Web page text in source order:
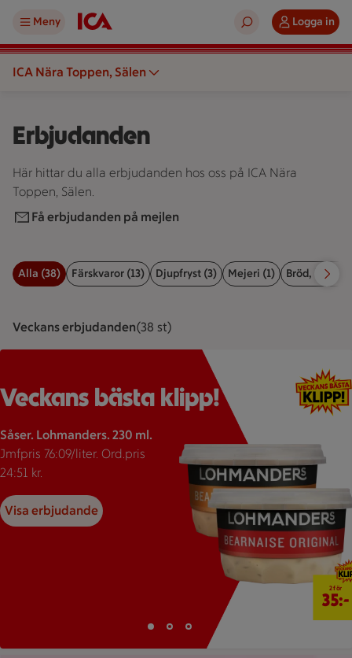
Meny Logga in
ICA Nära Toppen, Sälen
Erbjudanden
Här hittar du alla erbjudanden hos oss på ICA Nära
Toppen, Sälen.
Få erbjudanden på mejlen
Filter för erbjudanden
Alla (38) Färskvaror (13) Djupfryst (3) Mejeri (1) Bröd, kex &
Veckans erbjudandenVisar 38 st stycken
(38 st)
Röd pil och texten Veckans bästa klipp, minst 25% rabatt
Veckans bästa klipp!
Såser. Lohmanders. 230 ml.
Jmfpris 76:09/liter. Ord.pris
24:51 kr.
Visa erbjudande
2 för 35
2 för
35:-
Bild 1 av 3Bild 2 av 3Bild 3 av 3